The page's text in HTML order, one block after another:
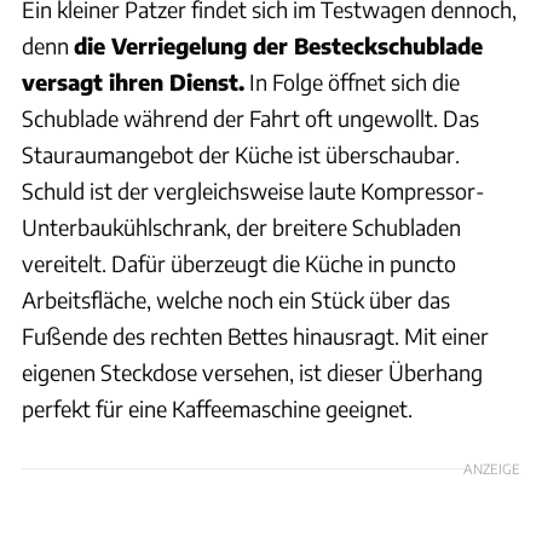
Ein kleiner Patzer findet sich im Testwagen dennoch,
denn die Verriegelung der Besteckschublade
versagt ihren Dienst. In Folge öffnet sich die
Schublade während der Fahrt oft ungewollt. Das
Stauraumangebot der Küche ist überschaubar.
Schuld ist der vergleichsweise laute Kompressor-
Unterbaukühlschrank, der breitere Schubladen
vereitelt. Dafür überzeugt die Küche in puncto
Arbeitsfläche, welche noch ein Stück über das
Fußende des rechten Bettes hinausragt. Mit einer
eigenen Steckdose versehen, ist dieser Überhang
perfekt für eine Kaffeemaschine geeignet.
ANZEIGE